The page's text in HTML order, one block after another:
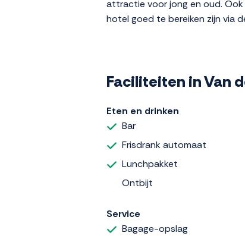
attractie voor jong en oud.
hotel goed te bereiken zijn via
Faciliteiten in Van
Eten en drinken
Bar
Frisdrank automaat
Lunchpakket
Ontbijt
Service
Bagage-opslag